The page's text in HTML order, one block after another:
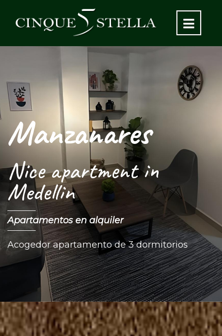
Manzanares
Nice apartment in
Medellin
Apartamentos en alquiler
Acogedor apartamento de 3 dormitorios